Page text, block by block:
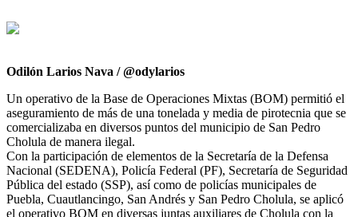
Odilón Larios Nava / @odylarios
Un operativo de la Base de Operaciones Mixtas (BOM) permitió el
aseguramiento de más de una tonelada y media de pirotecnia que se
comercializaba en diversos puntos del municipio de San Pedro
Cholula de manera ilegal.
Con la participación de elementos de la Secretaría de la Defensa
Nacional (SEDENA), Policía Federal (PF), Secretaría de Seguridad
Pública del estado (SSP), así como de policías municipales de
Puebla, Cuautlancingo, San Andrés y San Pedro Cholula, se aplicó
el operativo BOM en diversas juntas auxiliares de Cholula con la